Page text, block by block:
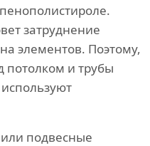
затруднение
элементов. Поэтому,
потолком и трубы
подвесные